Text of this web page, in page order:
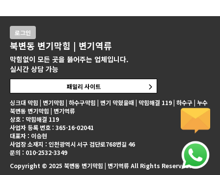
싱크대 막힘 | 변기막힘 | 하수구막힘 | 변기 막혔을때 | 막힘해결 119 | 하수구 | 누수
북변동 변기막힘 | 변기역류
상호 : 막힘해결 119
사업자 등록 번호 : 365-16-02041
대표자 : 이승현
사업장 소재지 : 인천광역시 서구 검단로768번길 46
문의 : 010-2532-3349
Copyright © 2025 북변동 변기막힘 | 변기역류 All Rights Reserved.
로그인
북변동 변기막힘 | 변기역류
막힘없이 모든 곳을 뚫어주는 업체입니다.
실시간 상담 가능
패밀리 사이트